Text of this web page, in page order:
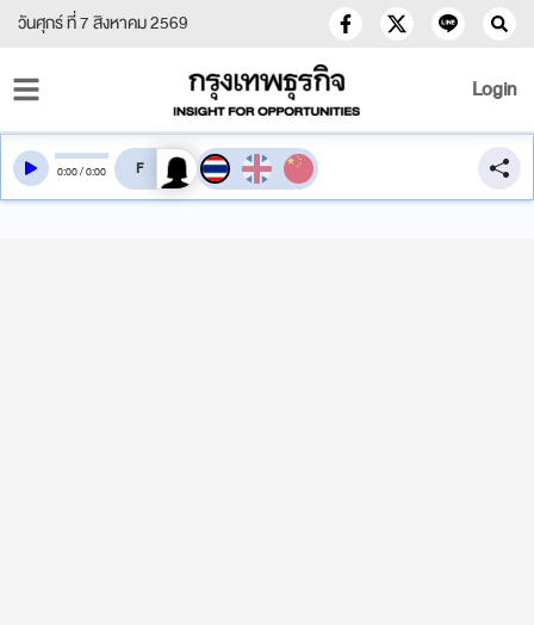
วันศุกร์ ที่ 7 สิงหาคม 2569
Login
0:00/0:00 สลับเสียงอ่าน